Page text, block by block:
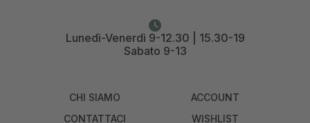
Lunedì-Venerdì 9-12.30 | 15.30-19
Sabato 9-13
CHI SIAMO
CONTATTACI
ACCOUNT
WISHLIST